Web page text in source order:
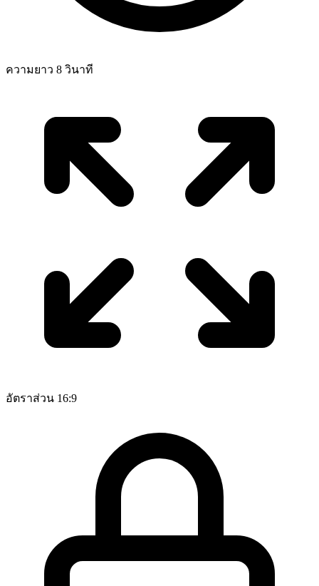
ความยาว 8 วินาที
อัตราส่วน 16:9